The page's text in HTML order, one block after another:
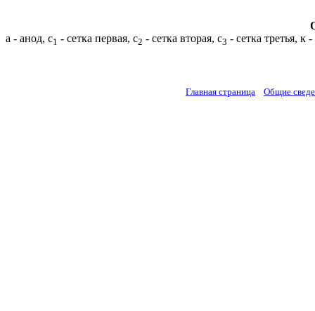
а - анод, с1 - сетка первая, с2 - сетка вторая, с3 - сетка третья, к
Главная страница Общие